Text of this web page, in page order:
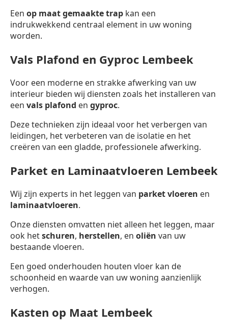
Een op maat gemaakte trap kan een
indrukwekkend centraal element in uw woning
worden.
Vals Plafond en Gyproc Lembeek
Voor een moderne en strakke afwerking van uw
interieur bieden wij diensten zoals het installeren van
een vals plafond en gyproc.
Deze technieken zijn ideaal voor het verbergen van
leidingen, het verbeteren van de isolatie en het
creëren van een gladde, professionele afwerking.
Parket en Laminaatvloeren Lembeek
Wij zijn experts in het leggen van parket vloeren en
laminaatvloeren.
Onze diensten omvatten niet alleen het leggen, maar
ook hetschuren, herstellen, en oliën van uw
bestaande vloeren.
Een goed onderhouden houten vloer kan de
schoonheid en waarde van uw woning aanzienlijk
verhogen.
Kasten op Maat Lembeek